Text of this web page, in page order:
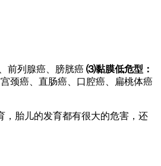
前列腺癌、膀胱癌 ⑶黏膜低危型：
颈癌、直肠癌、口腔癌、扁桃体癌
，胎儿的发育都有很大的危害，还